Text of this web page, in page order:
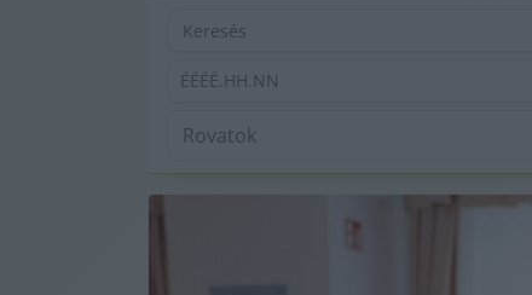
ÉÉÉÉ.HH.NN